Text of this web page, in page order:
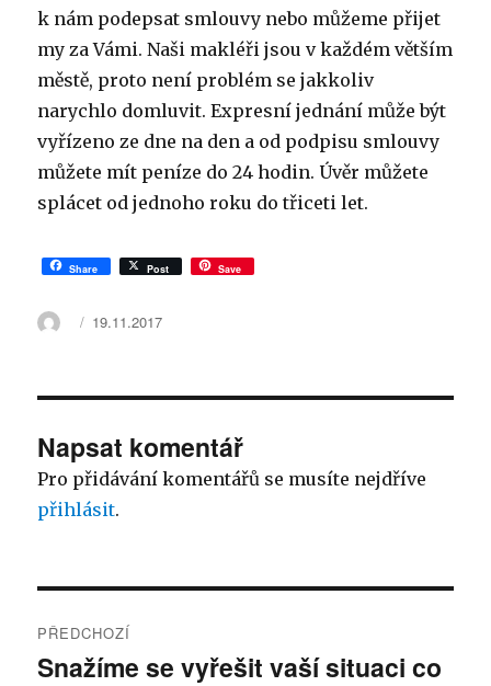
k nám podepsat smlouvy nebo můžeme přijet
my za Vámi. Naši makléři jsou v každém větším
městě, proto není problém se jakkoliv
narychlo domluvit. Expresní jednání může být
vyřízeno ze dne na den a od podpisu smlouvy
můžete mít peníze do 24 hodin. Úvěr můžete
splácet od jednoho roku do třiceti let.
Share Post Save
Autor:Publikováno:
19.11.2017
Napsat komentář
Pro přidávání komentářů se musíte nejdříve
přihlásit.
pro
PŘEDCHOZÍ
Předchozí
Snažíme se vyřešit vaší situaci co